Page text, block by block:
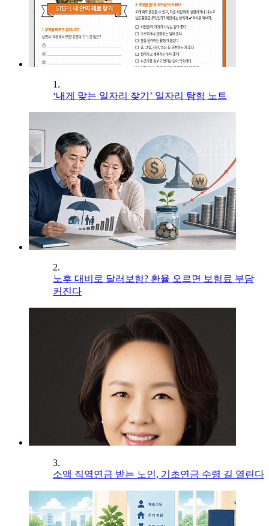
1.
‘내게 맞는 일자리 찾기’ 일자리 탐험 노트
2.
노후 대비로 달러보험? 환율 오르면 보험료 부담
커진다
3.
소액 직역연금 받는 노인, 기초연금 수령 길 열린다